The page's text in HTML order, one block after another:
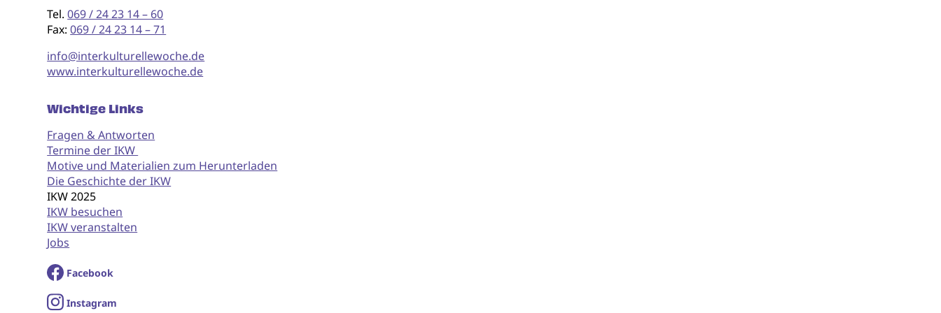
Tel.069 / 24 23 14 – 60
Fax:069 / 24 23 14 – 71
info@interkulturellewoche.de
www.interkulturellewoche.de
Wichtige Links
Fragen & Antworten
Termine der IKW
Motive und Materialien zum Herunterladen
Die Geschichte der IKW
IKW 2025
IKW besuchen
IKW veranstalten
Jobs
Facebook
Instagram